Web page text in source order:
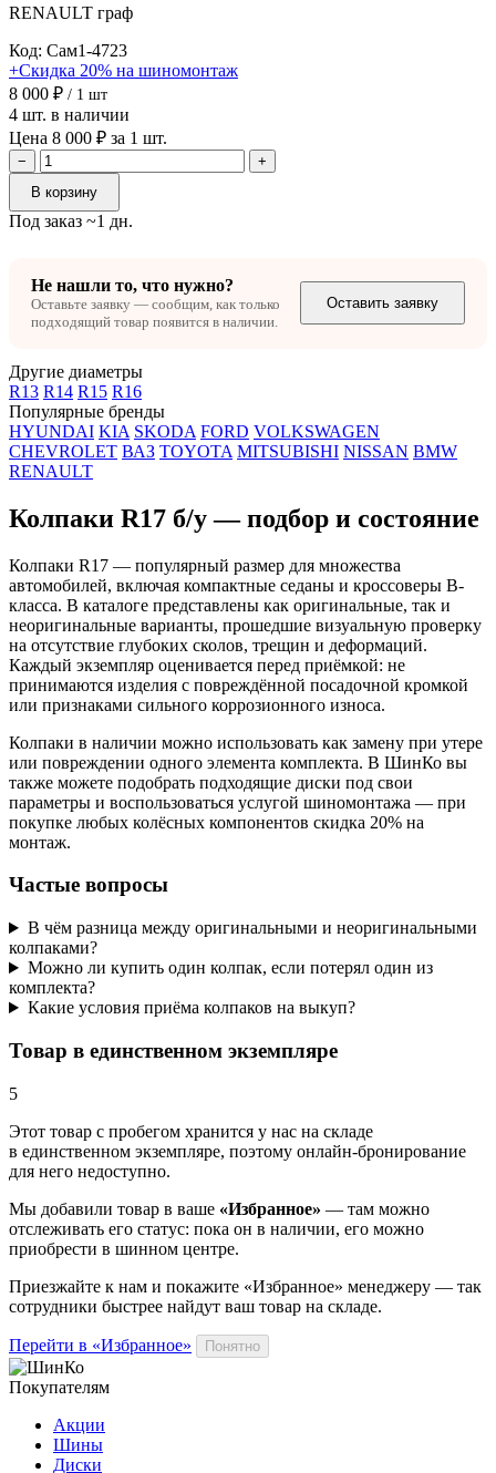
RENAULT граф
Код: Сам1-4723
+Скидка 20% на шиномонтаж
8 000 ₽ / 1 шт
4 шт. в наличии
Цена 8 000 ₽ за 1 шт.
−
+
В корзину
Под заказ ~1 дн.
Не нашли то, что нужно?
Оставьте заявку — сообщим, как только
подходящий товар появится в наличии.
Оставить заявку
Другие диаметры
R13 R14 R15 R16
Популярные бренды
HYUNDAI KIA SKODA FORD VOLKSWAGEN
CHEVROLET ВАЗ TOYOTA MITSUBISHI NISSAN BMW
RENAULT
Колпаки R17 б/у — подбор и состояние
Колпаки R17 — популярный размер для множества
автомобилей, включая компактные седаны и кроссоверы B-
класса. В каталоге представлены как оригинальные, так и
неоригинальные варианты, прошедшие визуальную проверку
на отсутствие глубоких сколов, трещин и деформаций.
Каждый экземпляр оценивается перед приёмкой: не
принимаются изделия с повреждённой посадочной кромкой
или признаками сильного коррозионного износа.
Колпаки в наличии можно использовать как замену при утере
или повреждении одного элемента комплекта. В ШинКо вы
также можете подобрать подходящие диски под свои
параметры и воспользоваться услугой шиномонтажа — при
покупке любых колёсных компонентов скидка 20% на
монтаж.
Частые вопросы
В чём разница между оригинальными и неоригинальными
колпаками?
Можно ли купить один колпак, если потерял один из
комплекта?
Какие условия приёма колпаков на выкуп?
Товар в единственном экземпляре
5
Этот товар с пробегом хранится у нас на складе
в единственном экземпляре, поэтому онлайн-бронирование
для него недоступно.
Мы добавили товар в ваше «Избранное» — там можно
отслеживать его статус: пока он в наличии, его можно
приобрести в шинном центре.
Приезжайте к нам и покажите «Избранное» менеджеру — так
сотрудники быстрее найдут ваш товар на складе.
Перейти в «Избранное» Понятно
Покупателям
Акции
Шины
Диски